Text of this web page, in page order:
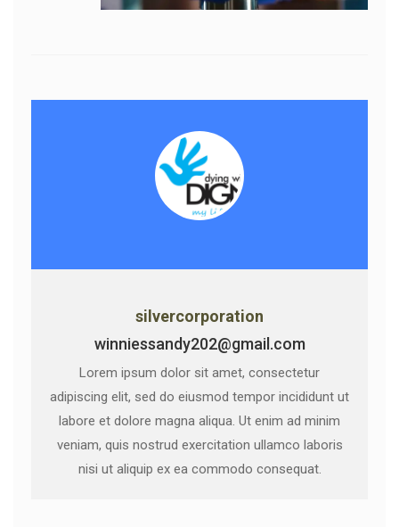
silvercorporation
winniessandy202@gmail.com
Lorem ipsum dolor sit amet, consectetur
adipiscing elit, sed do eiusmod tempor incididunt ut
labore et dolore magna aliqua. Ut enim ad minim
veniam, quis nostrud exercitation ullamco laboris
nisi ut aliquip ex ea commodo consequat.